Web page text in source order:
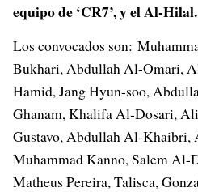
equipo de ‘CR7’, y el Al-Hilal.
Los convocados son:
Bukhari, Abdullah Al-Omari,
Hamid, Jang Hyun-soo,
Ghanam, Khalifa Al-Dosari,
Gustavo, Abdullah Al-
Muhammad Kanno, Salem
Matheus Pereira, Talisca,